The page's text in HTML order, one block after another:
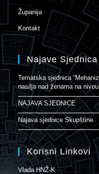
Županija
Kontakt
Najave Sjednica
Tematska sjednica
nasilja nad ženama na nivou
NAJAVA SJEDNICE
Najava sjednice Skupštine
Korisni Linkovi
Vlada HNŽ-K